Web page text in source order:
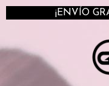
¡ENVÍO